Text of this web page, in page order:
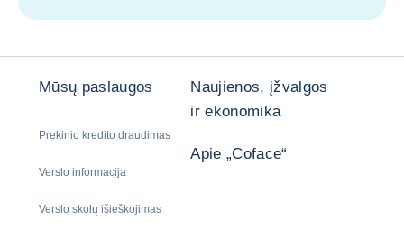
Mūsų paslaugos
Prekinio kredito draudimas
Verslo informacija
Verslo skolų išieškojimas
Naujienos, įžvalgos
ir ekonomika
Apie „Coface“